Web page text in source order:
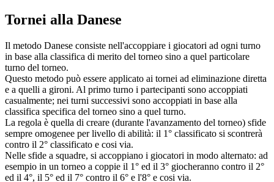
Tornei alla Danese
Il metodo Danese consiste nell'accoppiare i giocatori ad ogni turno
in base alla classifica di merito del torneo sino a quel particolare
turno del torneo.
Questo metodo può essere applicato ai tornei ad eliminazione diretta
e a quelli a gironi. Al primo turno i partecipanti sono accoppiati
casualmente; nei turni successivi sono accoppiati in base alla
classifica specifica del torneo sino a quel turno.
La regola è quella di creare (durante l'avanzamento del torneo) sfide
sempre omogenee per livello di abilità: il 1° classificato si scontrerà
contro il 2° classificato e cosi via.
Nelle sfide a squadre, si accoppiano i giocatori in modo alternato: ad
esempio in un torneo a coppie il 1° ed il 3° giocheranno contro il 2°
ed il 4°, il 5° ed il 7° contro il 6° e l'8° e cosi via.